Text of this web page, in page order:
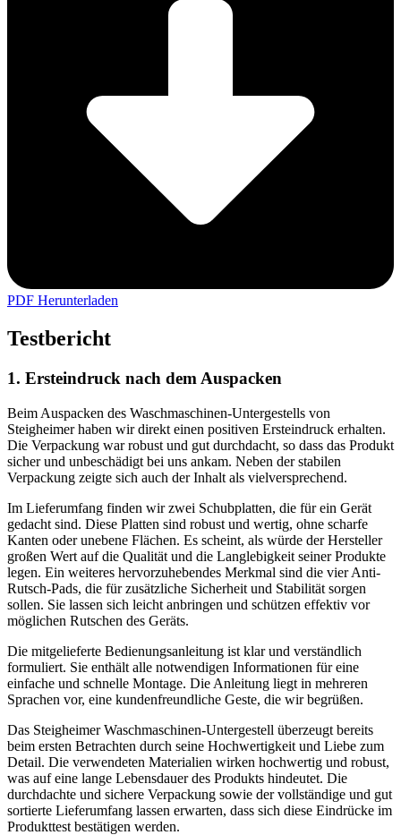
PDF Herunterladen
Testbericht
1. Ersteindruck nach dem Auspacken
Beim Auspacken des Waschmaschinen-Untergestells von
Steigheimer haben wir direkt einen positiven Ersteindruck erhalten.
Die Verpackung war robust und gut durchdacht, so dass das Produkt
sicher und unbeschädigt bei uns ankam. Neben der stabilen
Verpackung zeigte sich auch der Inhalt als vielversprechend.
Im Lieferumfang finden wir zwei Schubplatten, die für ein Gerät
gedacht sind. Diese Platten sind robust und wertig, ohne scharfe
Kanten oder unebene Flächen. Es scheint, als würde der Hersteller
großen Wert auf die Qualität und die Langlebigkeit seiner Produkte
legen. Ein weiteres hervorzuhebendes Merkmal sind die vier Anti-
Rutsch-Pads, die für zusätzliche Sicherheit und Stabilität sorgen
sollen. Sie lassen sich leicht anbringen und schützen effektiv vor
möglichen Rutschen des Geräts.
Die mitgelieferte Bedienungsanleitung ist klar und verständlich
formuliert. Sie enthält alle notwendigen Informationen für eine
einfache und schnelle Montage. Die Anleitung liegt in mehreren
Sprachen vor, eine kundenfreundliche Geste, die wir begrüßen.
Das Steigheimer Waschmaschinen-Untergestell überzeugt bereits
beim ersten Betrachten durch seine Hochwertigkeit und Liebe zum
Detail. Die verwendeten Materialien wirken hochwertig und robust,
was auf eine lange Lebensdauer des Produkts hindeutet. Die
durchdachte und sichere Verpackung sowie der vollständige und gut
sortierte Lieferumfang lassen erwarten, dass sich diese Eindrücke im
Produkttest bestätigen werden.